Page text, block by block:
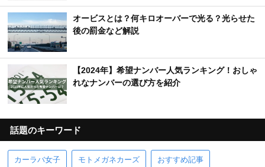
オービスとは？何キロオーバーで光る？光らせた
後の罰金など解説
【2024年】希望ナンバー人気ランキング！おしゃ
れなナンバーの選び方を紹介
話題のキーワード
カーラバ女子 モトメガネカーズ おすすめ記事